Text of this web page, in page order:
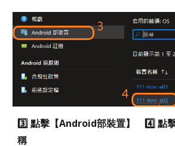
3️⃣ 點擊【Android部裝置】 4️⃣ 點
稱